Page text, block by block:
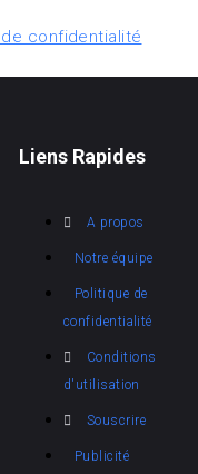
confidentialité
Liens Rapides
A propos
Notre équipe
Politique de
confidentialité
Conditions
d'utilisation
Souscrire
Publicité